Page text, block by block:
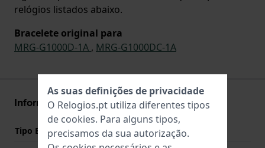
relógios listados abaixo.
Bracelete original para
MRG-G1000D-1A , MRG-G1000DC-1A
Informações bracelete
Tipo Bracelete
Titânio
As suas definições de privacidade
O Relogios.pt utiliza diferentes tipos
de cookies. Para alguns tipos,
precisamos da sua autorização.